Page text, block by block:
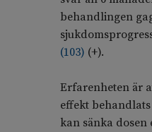
behandlingen
(103) (+).
Erfarenheten är
effekt
kan sänka